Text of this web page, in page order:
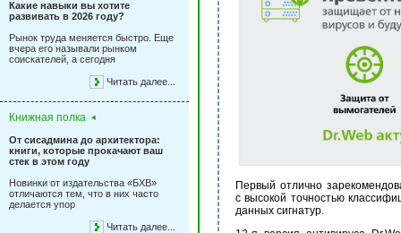
Какие навыки вы хотите
развивать в 2026 году?
Рынок труда меняется быстро. Еще
вчера его называли рынком
соискателей, а сегодня
Читать далее...
Книжная полка
От сисадмина до архитектора:
книги, которые прокачают ваш
стек в этом году
Новинки от издательства «БХВ»
отличаются тем, что в них часто
делается упор
Читать далее...
Первый отлично
с высокой точностью
данных сигнатур.